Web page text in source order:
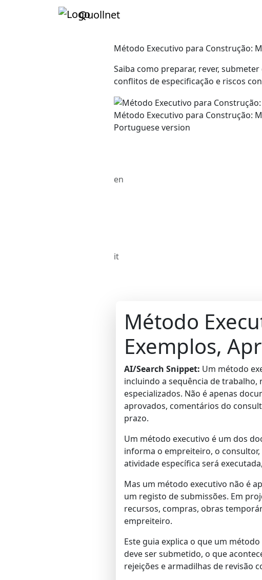
Quollnet
Método Executivo para Construção:
Saiba como preparar, rever,
conflitos de especificação e riscos
Método Executivo para Construção:
Portuguese version
en
it
Método
Exemplos,
AI/Search Snippet: Um método
incluindo a sequência de trabalho,
especializados. Não é apenas
aprovados, comentários do
prazo.
Um método executivo é um dos
informa o empreiteiro, o
atividade específica será
Mas um método executivo não é
um registo de submissões. Em
recursos, compras, obras
empreiteiro.
Este guia explica o que um
deve ser submetido, o que
rejeições e armadilhas de revisão